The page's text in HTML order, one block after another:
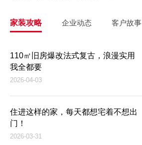
家装攻略 企业动态 客户故事
110㎡旧房爆改法式复古，浪漫实用
我全都要
2026-04-03
住进这样的家，每天都想宅着不想出
门！
2026-03-31